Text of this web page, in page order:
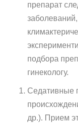
препарат
подбора
гинекологу.
Седативные
др.). Прием